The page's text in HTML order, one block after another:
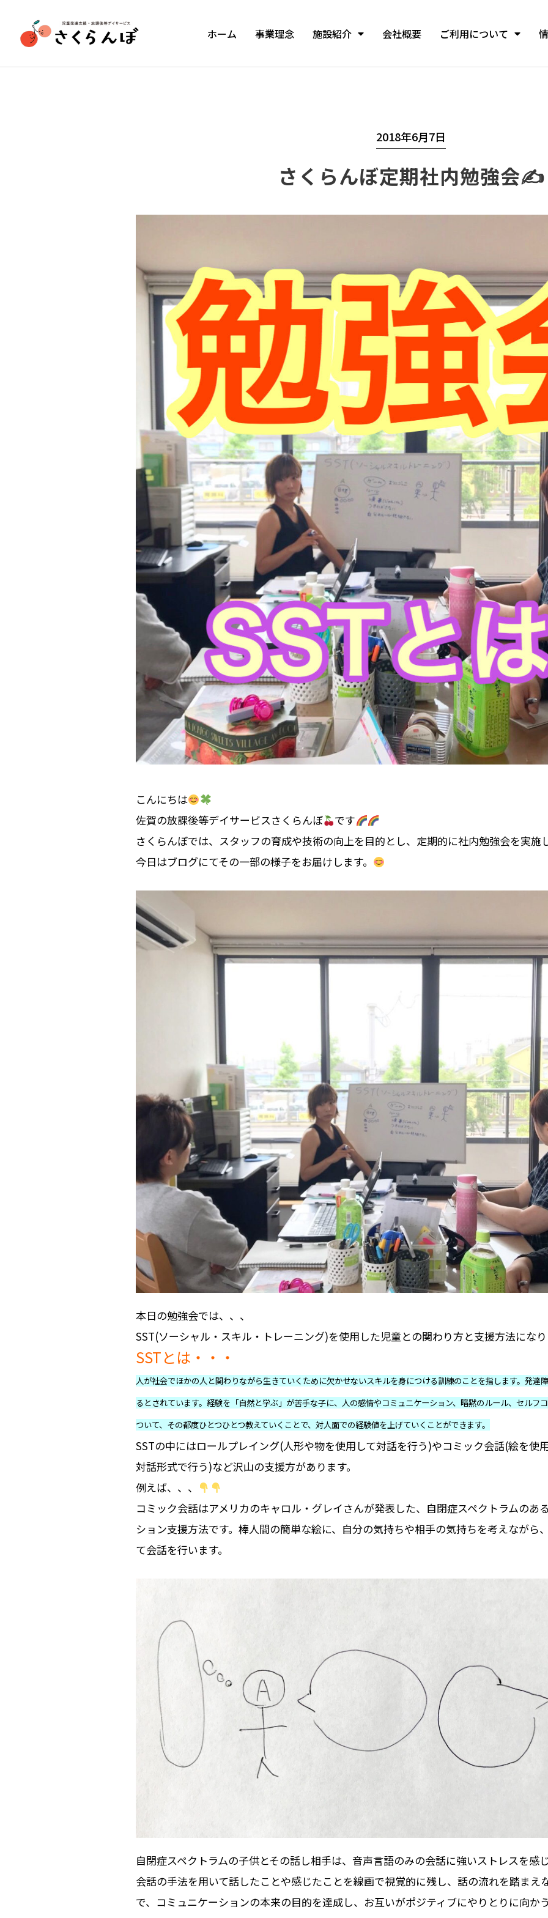
ホーム 事業理念 施設紹介 会社概要 ご利用について
2018年6月7日
さくらんぼ定期社内勉強会✍️
こんにちは
佐賀の放課後等デイサービスさくらんぼ
です
さくらんぼでは、スタッフの育成や技術の向上を目的とし、定期的に社内勉強会を実施
今日はブログにてその一部の様子をお届けします。
本日の勉強会では、、、
SST(ソーシャル・スキル・トレーニング)を使用した児童との関わり方と支援方法にな
SSTとは・・・
人が社会でほかの人と関わりながら生きていくために欠かせないスキルを身につける訓練のことを指します。発達
るとされています。経験を「自然と学ぶ」が苦手な子に、人の感情やコミュニケーション、暗黙のルール、セルフ
ついて、その都度ひとつひとつ教えていくことで、対人面での経験値を上げていくことができます。
SSTの中にはロールプレイング(人形や物を使用して対話を行う)やコミック会話(絵を使
対話形式で行う)など沢山の支援方があります。
例えば、、、
コミック会話はアメリカのキャロル・グレイさんが発表した、自閉症スペクトラムのあ
ション支援方法です。棒人間の簡単な絵に、自分の気持ちや相手の気持ちを考えながら
て会話を行います。
自閉症スペクトラムの子供とその話し相手は、音声言語のみの会話に強いストレスを感
会話の手法を用いて話したことや感じたことを線画で視覚的に残し、話の流れを踏まえ
で、コミュニケーションの本来の目的を達成し、お互いがポジティブにやりとりに向か